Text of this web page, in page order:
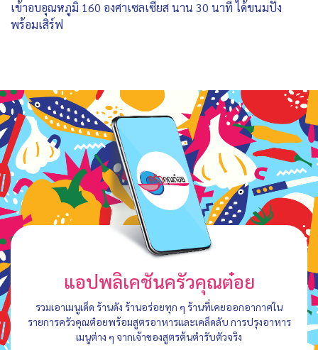
เข้าอบอุณหภูมิ 160 องศาเซลเซียส นาน 30 นาที ได้ขนมปัง
พร้อมเสิร์ฟ
แอปพลิเคชันครัวคุณต๋อย
รวมเอาเมนูเด็ด ร้านดัง ร้านอร่อยทุก ๆ ร้านที่เคยออกอากาศใน
รายการครัวคุณต๋อยพร้อมสูตรอาหารและเคล็ดลับ การปรุงอาหาร
เมนูต่าง ๆ จากเจ้าของสูตรต้นตำรับตัวจริง